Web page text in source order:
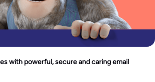
with powerful, secure and caring email